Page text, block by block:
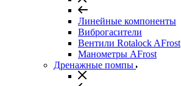
Линейные компоненты
Виброгасители
Вентили Rotalock AFrost
Манометры AFrost
Дренажные помпы